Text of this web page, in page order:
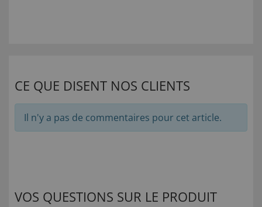
CE QUE DISENT NOS CLIENTS
Il n'y a pas de commentaires pour cet article.
VOS QUESTIONS SUR LE PRODUIT